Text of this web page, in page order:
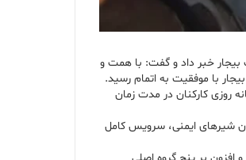
بیجار خبر داد و گفت: با همت و
روزی کارکنان در مدت زمان
شیرهای ایمنی، سرویس کامل